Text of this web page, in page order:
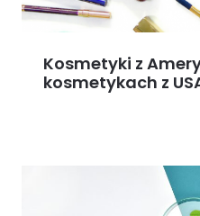
Kosmetyki z
kosmetykach z